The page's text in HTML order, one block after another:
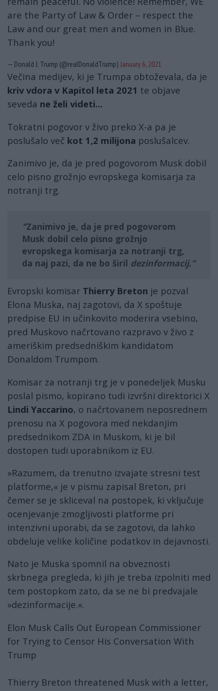
are the Party of Law & Order – respect the
Law and our great men and women in Blue.
Thank you!
— Donald J. Trump (@realDonaldTrump) January 6, 2021
Večina medijev, ki je Trumpa obtoževala, da je
kriv vdora v Kapitol leta 2021 te objave
seveda ne želi videti...
Tokratni pogovor v živo preko X-a pa je
poslušalo več kot 1,2 milijona poslušalcev.
Zanimivo je, da je pred pogovorom Musk dobil
celo pisno grožnjo evropskega komisarja za
notranji trg.
Zanimivo je, da je pred pogovorom
Musk dobil celo pisno grožnjo
evropskega komisarja za notranji trg,
da naj pazi, da ne bo širil dezinformacij.
Evropski komisar Thierry Breton je pozval
Elona Muska, naj zagotovi, da X spoštuje
predpise EU in učinkovito moderira vsebino,
pred Muskovo načrtovano razpravo v živo z
ameriškim predsedniškim kandidatom
Donaldom Trumpom.
Komisar za notranji trg je v ponedeljek Musku
poslal pismo, kopirano tudi izvršni direktorici X
Lindi Yaccarino, o načrtovanem neposrednem
prenosu na X pogovora med nekdanjim
predsednikom ZDA in Muskom, ki je bil
dostopen tudi uporabnikom iz EU.
»Razumem, da trenutno izvajate stresni test
platforme,« je v pismu zapisal Breton, pri
čemer se je skliceval na postopek, ki vključuje
ocenjevanje zmogljivosti platforme pri
intenzivni uporabi, da se zagotovi, da lahko
obdeluje velike količine podatkov in dejavnosti.
Nato je Muska spomnil na obveznosti
skrbnega pregleda, ki jih je treba izpolniti med
tem postopkom zato, da se ne bi predvajale
»dezinformacije.«.
Elon Musk Calls Out European Commissioner
for Trying to Censor His Conversation With
Trump
Thierry Breton threatened Musk with a letter,